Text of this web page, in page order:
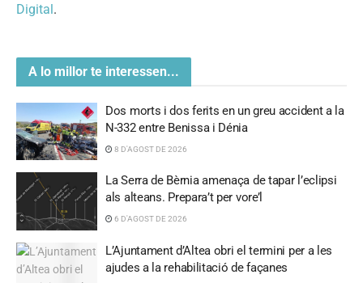
Digital.
A lo millor te interessen...
Dos morts i dos ferits en un greu accident a la
N-332 entre Benissa i Dénia
8 D'AGOST DE 2026
La Serra de Bèrnia amenaça de tapar l’eclipsi
als alteans. Prepara’t per vore’l
6 D'AGOST DE 2026
L’Ajuntament d’Altea obri el termini per a les
ajudes a la rehabilitació de façanes